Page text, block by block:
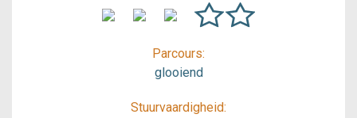
Parcours:
glooiend
Stuurvaardigheid: